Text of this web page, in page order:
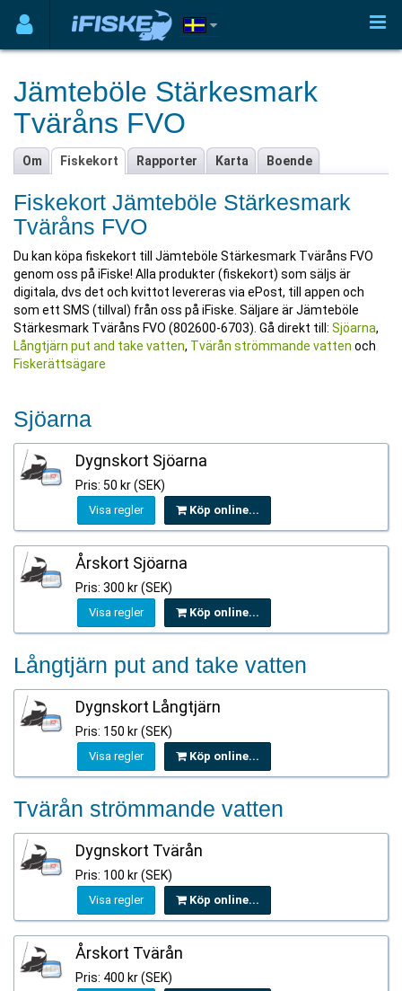
Jämteböle Stärkesmark
Tväråns FVO
Om Fiskekort Rapporter Karta Boende
Fiskekort Jämteböle Stärkesmark
Tväråns FVO
Du kan köpa fiskekort till Jämteböle Stärkesmark Tväråns FVO
genom oss på iFiske! Alla produkter (fiskekort) som säljs är
digitala, dvs det och kvittot levereras via ePost, till appen och
som ett SMS (tillval) från oss på iFiske. Säljare är Jämteböle
Stärkesmark Tväråns FVO (802600-6703). Gå direkt till: Sjöarna,
Långtjärn put and take vatten, Tvärån strömmande vatten och
Fiskerättsägare
Sjöarna
Dygnskort Sjöarna
Pris: 50 kr (SEK)
Visa regler Köp online...
Årskort Sjöarna
Pris: 300 kr (SEK)
Visa regler Köp online...
Långtjärn put and take vatten
Dygnskort Långtjärn
Pris: 150 kr (SEK)
Visa regler Köp online...
Tvärån strömmande vatten
Dygnskort Tvärån
Pris: 100 kr (SEK)
Visa regler Köp online...
Årskort Tvärån
Pris: 400 kr (SEK)